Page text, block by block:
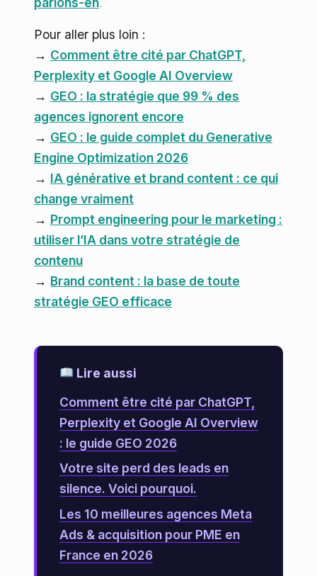
Pour aller plus loin :
→ Comment être cité par ChatGPT,
Perplexity et Google AI Overview
→ GEO : la stratégie que 99 % des
agences ignorent encore
→ GEO : le guide complet du Generative
Engine Optimization 2026
→ IA générative et brand content : ce qui
change vraiment
→ Prompt engineering pour le marketing :
utiliser l’IA dans votre stratégie de
contenu
→ Brand content : la base de toute
stratégie GEO efficace
Lire aussi
Comment être cité par ChatGPT,
Perplexity et Google AI Overview
: le guide GEO 2026
Votre site perd des leads en
silence. Voici pourquoi.
Les 10 meilleures agences Meta
Ads & acquisition pour PME en
France en 2026